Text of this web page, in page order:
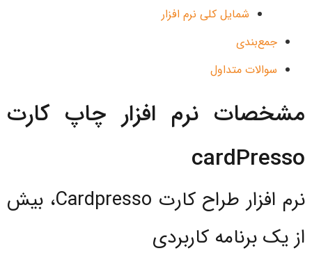
شمایل کلی نرم افزار
جمع‌بندی
سوالات متداول
مشخصات نرم افزار چاپ کارت
cardPresso
نرم افزار طراح کارت Cardpresso، بیش
از یک برنامه کاربردی